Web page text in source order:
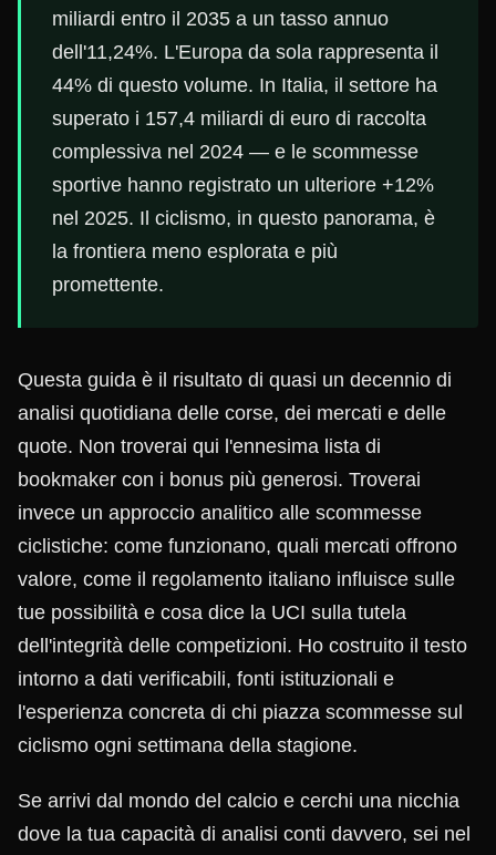
miliardi entro il 2035 a un tasso annuo
dell'11,24%. L'Europa da sola rappresenta il
44% di questo volume. In Italia, il settore ha
superato i 157,4 miliardi di euro di raccolta
complessiva nel 2024 — e le scommesse
sportive hanno registrato un ulteriore +12%
nel 2025. Il ciclismo, in questo panorama, è
la frontiera meno esplorata e più
promettente.
Questa guida è il risultato di quasi un decennio di
analisi quotidiana delle corse, dei mercati e delle
quote. Non troverai qui l'ennesima lista di
bookmaker con i bonus più generosi. Troverai
invece un approccio analitico alle scommesse
ciclistiche: come funzionano, quali mercati offrono
valore, come il regolamento italiano influisce sulle
tue possibilità e cosa dice la UCI sulla tutela
dell'integrità delle competizioni. Ho costruito il testo
intorno a dati verificabili, fonti istituzionali e
l'esperienza concreta di chi piazza scommesse sul
ciclismo ogni settimana della stagione.
Se arrivi dal mondo del calcio e cerchi una nicchia
dove la tua capacità di analisi conti davvero, sei nel